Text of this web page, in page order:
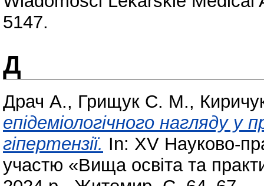
5147.
Д
Драч А., Грищук С. М.,
епідеміологічного нагляду у
гіпертензії. In: ХV Науково-
участю «Вища освіта та